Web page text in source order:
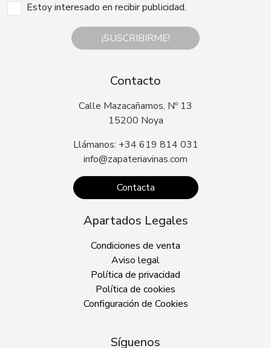
Estoy interesado en recibir publicidad.
¡SUSCRIBIRME!
Contacto
Calle Mazacañamos, Nº 13
15200 Noya
Llámanos: +34 619 814 031
info@zapateriavinas.com
Contacta
Apartados Legales
Condiciones de venta
Aviso legal
Política de privacidad
Política de cookies
Configuración de Cookies
Síguenos